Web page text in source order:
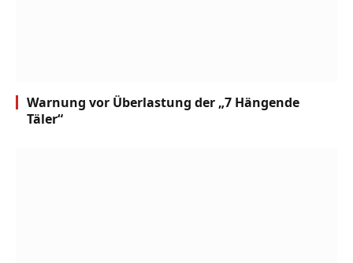
Warnung vor Überlastung der „7 Hängende
Täler“